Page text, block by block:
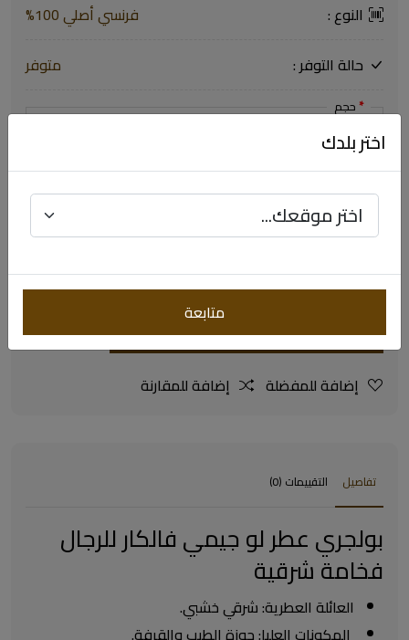
النوع :
فرنسي أصلي 100%
حالة التوفر :
متوفر
حجم
$238.27
$476.55
اضافة للسلة
إضافة للمفضلة
إضافة للمقارنة
تفاصيل التقييمات (0)
بولجري عطر لو جيمي فالكار للرجال
فخامة شرقية
العائلة العطرية: شرقي خشبي.
المكونات العليا: جوزة الطيب والقرفة.
اختر بلدك
متابعة